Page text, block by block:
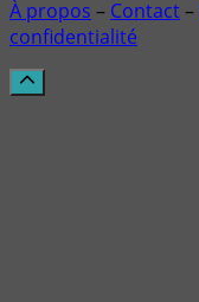
À propos – Contact–
confidentialité